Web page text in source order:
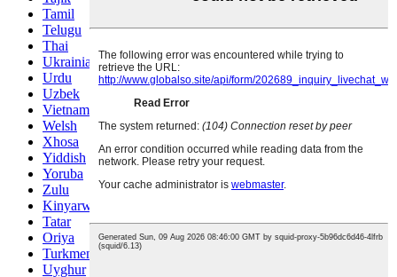
Tamil
Telugu
Thai
Ukrainian
Urdu
Uzbek
Vietnamese
Welsh
Xhosa
Yiddish
Yoruba
Zulu
Kinyarwanda
Tatar
Oriya
Turkmen
Uyghur